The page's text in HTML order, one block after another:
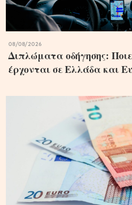
08/08/2026
Διπλώματα οδήγησης:
έρχονται σε Ελλάδα και